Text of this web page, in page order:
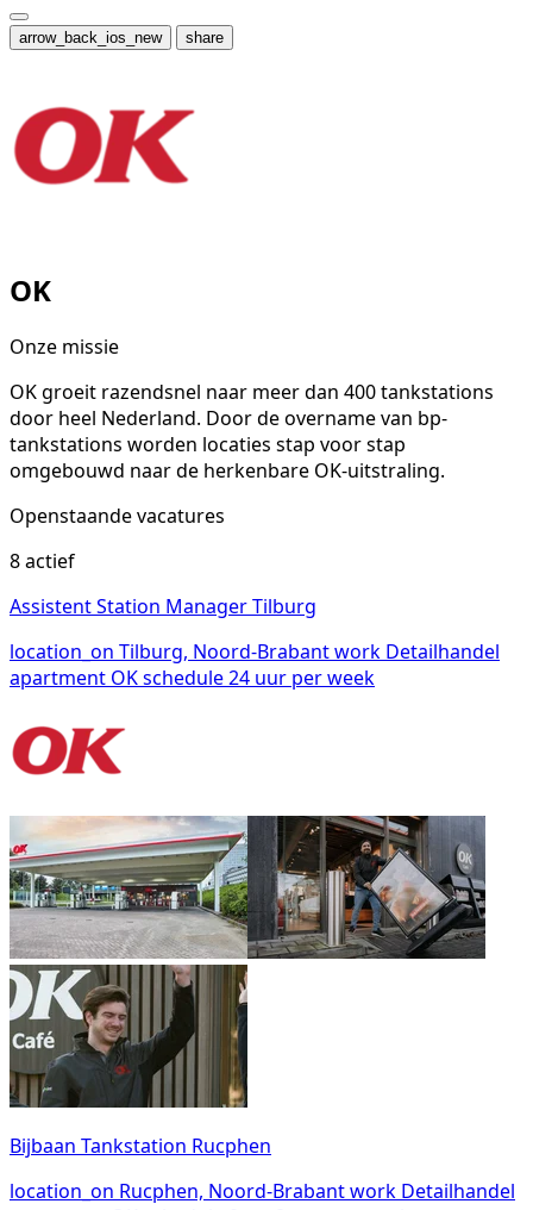
arrow_back_ios_new share
OK
Onze missie
OK groeit razendsnel naar meer dan 400 tankstations
door heel Nederland. Door de overname van bp-
tankstations worden locaties stap voor stap
omgebouwd naar de herkenbare OK-uitstraling.
Openstaande vacatures
8 actief
Assistent Station Manager Tilburg
location_on Tilburg, Noord-Brabantwork Detailhandel
apartment OKschedule24 uur per week
Bijbaan Tankstation Rucphen
location_on Rucphen, Noord-Brabantwork Detailhandel